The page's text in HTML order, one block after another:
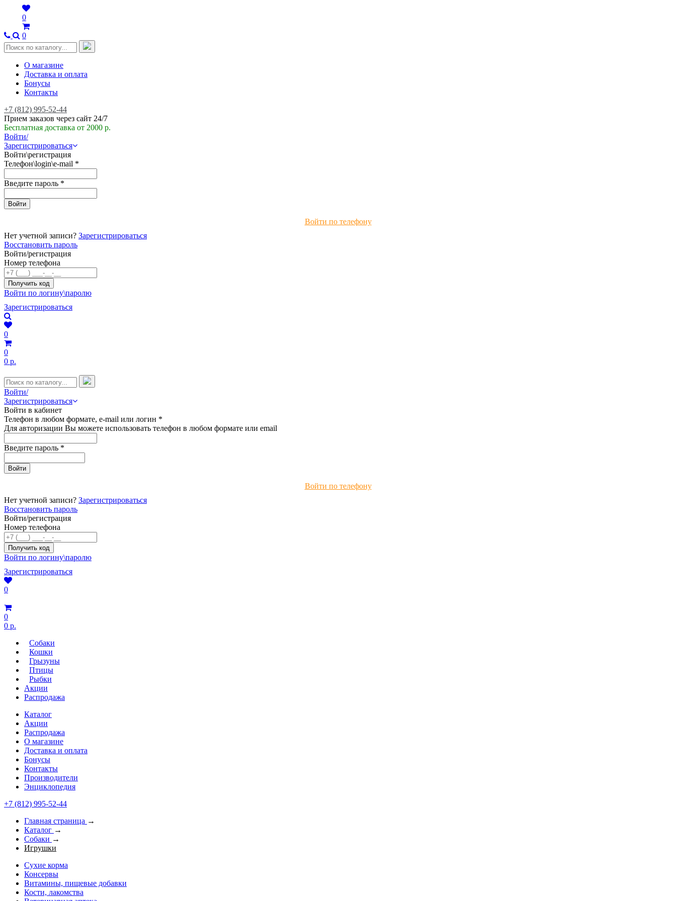
0
0
О магазине
Доставка и оплата
Бонусы
Контакты
+7 (812) 995-52-44
Прием заказов через сайт 24/7
Бесплатная доставка от 2000 р.
Войти/
Зарегистрироваться
Войти\регистрация
Телефон\login\e-mail *
Введите пароль *
Войти по телефону
Нет учетной записи? Зарегистрироваться
Восстановить пароль
Войти/регистрация
Номер телефона
Войти по логину\паролю
Зарегистрироваться
0
0
0 р.
Войти/
Зарегистрироваться
Войти в кабинет
Телефон в любом формате, e-mail или логин *
Для авторизации Вы можете использовать телефон в любом формате или email
Введите пароль *
Войти по телефону
Нет учетной записи? Зарегистрироваться
Восстановить пароль
Войти/регистрация
Номер телефона
Войти по логину\паролю
Зарегистрироваться
0
0
0 р.
Собаки
Кошки
Грызуны
Птицы
Рыбки
Акции
Распродажа
Каталог
Акции
Распродажа
О магазине
Доставка и оплата
Бонусы
Контакты
Производители
Энциклопедия
+7 (812) 995-52-44
Главная страница →
Каталог →
Собаки →
Игрушки
Сухие корма
Консервы
Витамины, пищевые добавки
Кости, лакомства